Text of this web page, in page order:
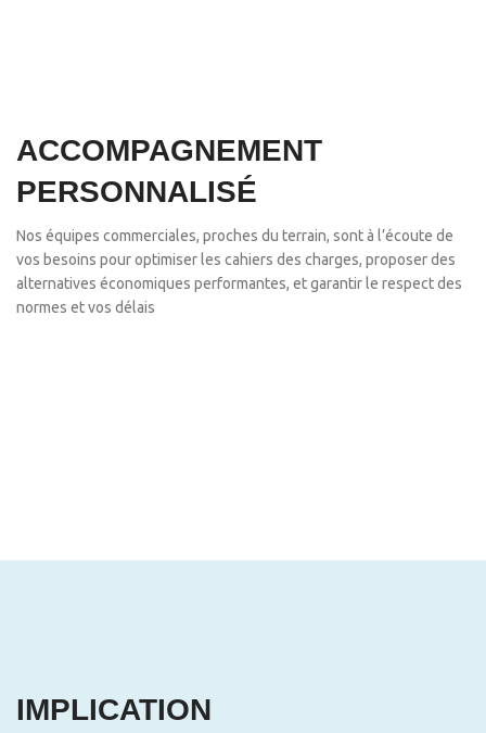
ACCOMPAGNEMENT
PERSONNALISÉ
Nos équipes commerciales, proches du terrain, sont à l’écoute de
vos besoins pour optimiser les cahiers des charges, proposer des
alternatives économiques performantes, et garantir le respect des
normes et vos délais
IMPLICATION